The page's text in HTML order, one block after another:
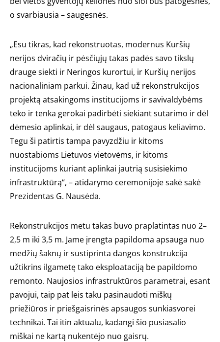
o svarbiausia – saugesnės.
„Esu tikras, kad rekonstruotas, modernus Kuršių
nerijos dviračių ir pėsčiųjų takas padės savo tikslų
drauge siekti ir Neringos kurortui, ir Kuršių nerijos
nacionaliniam parkui. Žinau, kad už rekonstrukcijos
projektą atsakingoms institucijoms ir savivaldybėms
teko ir tenka gerokai padirbėti siekiant sutarimo ir dėl
dėmesio aplinkai, ir dėl saugaus, patogaus keliavimo.
Tegu ši patirtis tampa pavyzdžiu ir kitoms
nuostabioms Lietuvos vietovėms, ir kitoms
institucijoms kuriant aplinkai jautrią susisiekimo
infrastruktūrą“, – atidarymo ceremonijoje sakė sakė
Prezidentas G. Nausėda.
Rekonstrukcijos metu takas buvo praplatintas nuo 2–
2,5 m iki 3,5 m. Jame įrengta papildoma apsauga nuo
medžių šaknų ir sustiprinta dangos konstrukcija
užtikrins ilgametę tako eksploataciją be papildomo
remonto. Naujosios infrastruktūros parametrai, esant
pavojui, taip pat leis taku pasinaudoti miškų
priežiūros ir priešgaisrinės apsaugos sunkiasvorei
technikai. Tai itin aktualu, kadangi šio pusiasalio
miškai ne kartą nukentėjo nuo gaisrų.